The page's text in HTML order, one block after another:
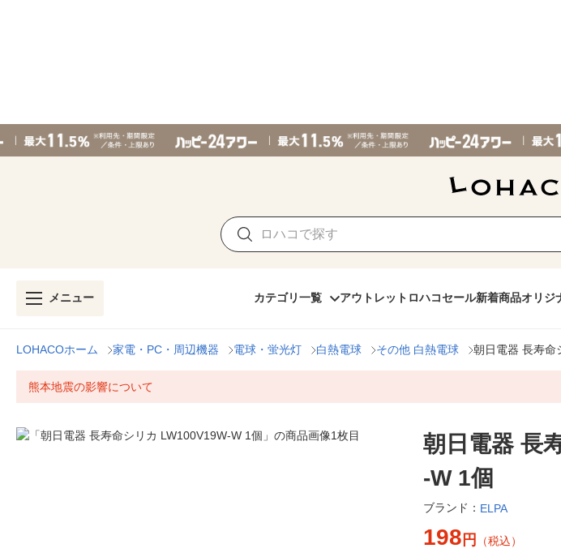
メニュー カテゴリ一覧 アウトレット ロハコセール新着商品オリジ
LOHACOホーム 家電・PC・周辺機器 電球・蛍光灯 白熱電球 その他 白熱電球 朝日電器 長寿命
熊本地震の影響について
朝日電器 長
-W 1個
ブランド： ELPA
198 円 （税込）